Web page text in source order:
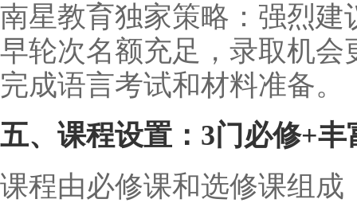
南星教育独家策略：强烈建
早轮次名额充足，录取机会
完成语言考试和材料准备。
五、课程设置：3门必修+丰
课程由必修课和选修课组